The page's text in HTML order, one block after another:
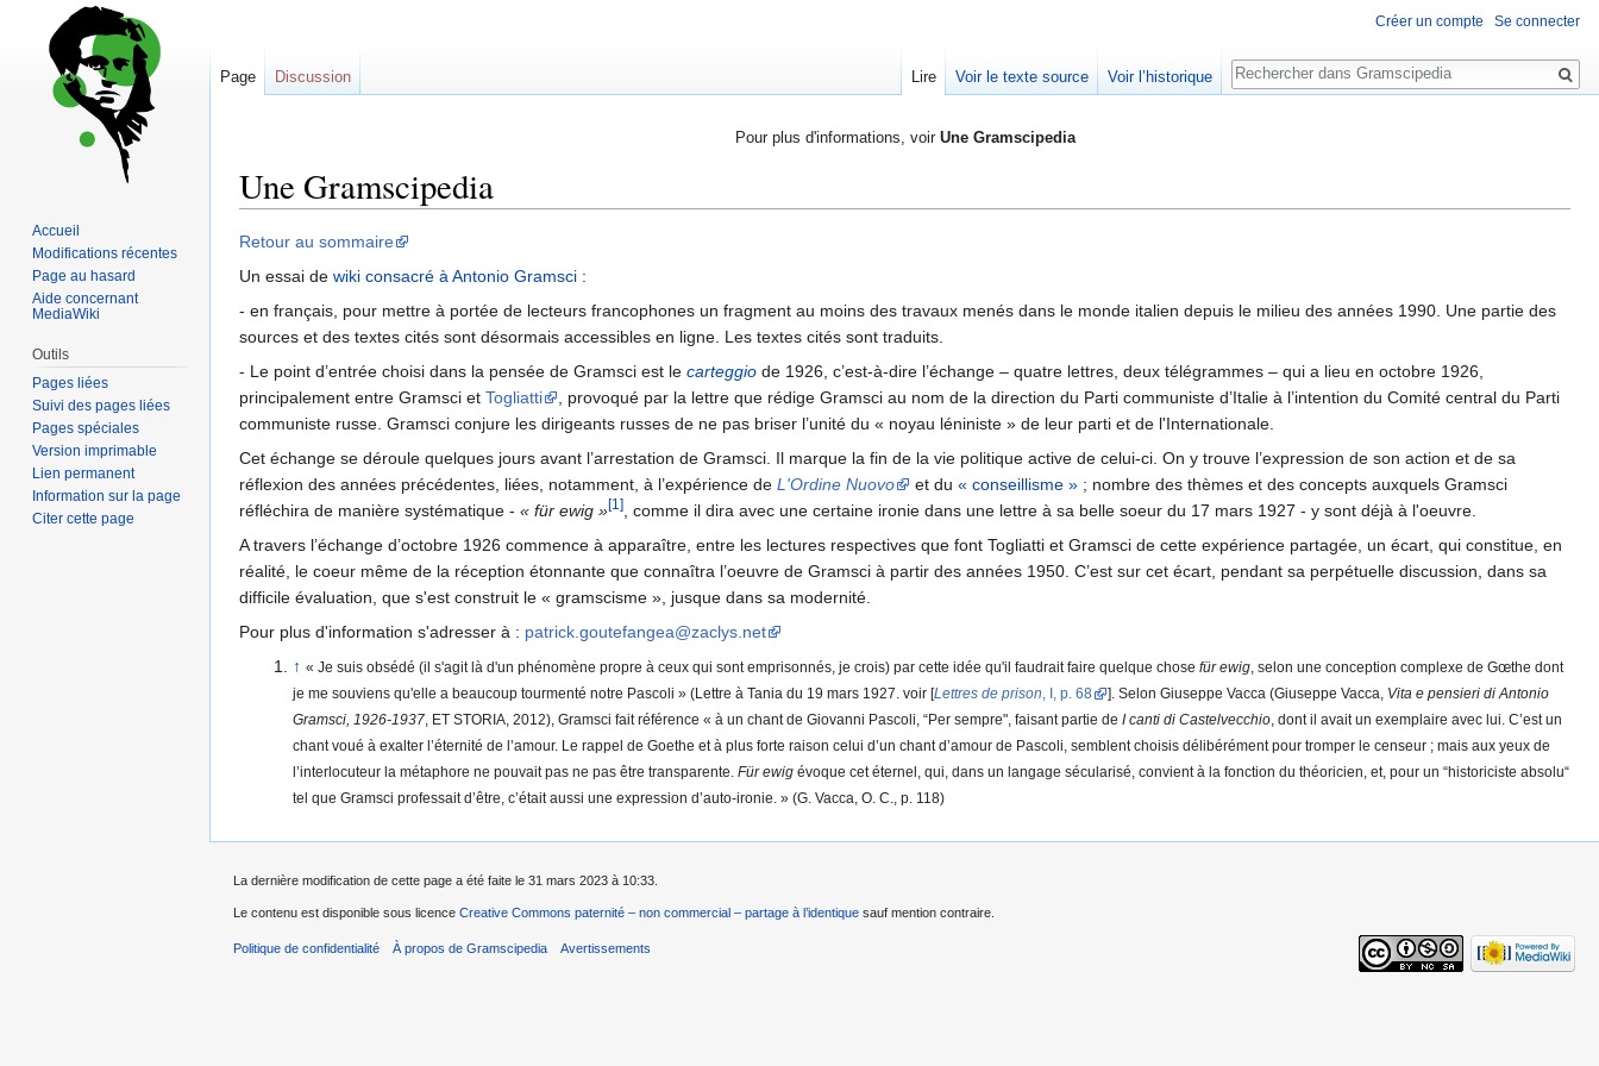
Pour plus d'informations, voir Une Gramscipedia
Une Gramscipedia
Sauter
à
navigation
Sauter
à
recherche
Retour au sommaire
Un essai de wiki consacré à Antonio Gramsci :
- en français, pour mettre à portée de lecteurs francophones un fragment au moins des travaux menés dans le monde italien depuis le milieu des années 1990. Une partie des
sources et des textes cités sont désormais accessibles en ligne. Les textes cités sont traduits.
- Le point d’entrée choisi dans la pensée de Gramsci est le carteggio de 1926, c’est-à-dire l’échange – quatre lettres, deux télégrammes – qui a lieu en octobre 1926,
principalement entre Gramsci et Togliatti
, provoqué par la lettre que rédige Gramsci au nom de la direction du Parti communiste d’Italie à l’intention du Comité central du Parti
communiste russe. Gramsci conjure les dirigeants russes de ne pas briser l’unité du « noyau léniniste » de leur parti et de l'Internationale.
Cet échange se déroule quelques jours avant l’arrestation de Gramsci. Il marque la fin de la vie politique active de celui-ci. On y trouve l’expression de son action et de sa
réflexion des années précédentes, liées, notamment, à l’expérience de L'Ordine Nuovo et du « conseillisme » ; nombre des thèmes et des concepts auxquels Gramsci
réfléchira de manière systématique - « für ewig »[1], comme il dira avec une certaine ironie dans une lettre à sa belle soeur du 17 mars 1927 - y sont déjà à l'oeuvre.
A travers l’échange d’octobre 1926 commence à apparaître, entre les lectures respectives que font Togliatti et Gramsci de cette expérience partagée, un écart, qui constitue, en
réalité, le coeur même de la réception étonnante que connaîtra l’oeuvre de Gramsci à partir des années 1950. C’est sur cet écart, pendant sa perpétuelle discussion, dans sa
difficile évaluation, que s'est construit le « gramscisme », jusque dans sa modernité.
Pour plus d'information s'adresser à : patrick.goutefangea@zaclys.net
↑ « Je suis obsédé (il s'agit là d'un phénomène propre à ceux qui sont emprisonnés, je crois) par cette idée qu'il faudrait faire quelque chose für ewig, selon une conception complexe de Gœthe dont
je me souviens qu'elle a beaucoup tourmenté notre Pascoli » (Lettre à Tania du 19 mars 1927. voir [Lettres de prison , I, p. 68 ]. Selon Giuseppe Vacca (Giuseppe Vacca, Vita e pensieri di Antonio
Gramsci, 1926-1937, ET STORIA, 2012), Gramsci fait référence « à un chant de Giovanni Pascoli, “Per sempre", faisant partie de I canti di Castelvecchio, dont il avait un exemplaire avec lui. C’est un
chant voué à exalter l’éternité de l’amour. Le rappel de Goethe et à plus forte raison celui d’un chant d’amour de Pascoli, semblent choisis délibérément pour tromper le censeur ; mais aux yeux de
l’interlocuteur la métaphore ne pouvait pas ne pas être transparente. Für ewigévoque cet éternel, qui, dans un langage sécularisé, convient à la fonction du théoricien, et, pour un “historiciste absolu“
tel que Gramsci professait d’être, c’était aussi une expression d’auto-ironie. » (G. Vacca, O. C., p. 118)
Créer un compte Se connecter
Page Discussion Lire Voir le texte source Voir l’historique
Rechercher
Accueil
Modifications récentes
Page au hasard
Aide concernant
MediaWiki
Outils
Pages liées
Suivi des pages liées
Pages spéciales
Version imprimable
Lien permanent
Information sur la page
Citer cette page
La dernière modification de cette page a été faite le 31 mars 2023 à 10:33.
Le contenu est disponible sous licence Creative Commons paternité – non commercial – partage à l’identique sauf mention contraire.
Politique de confidentialité À propos de Gramscipedia Avertissements